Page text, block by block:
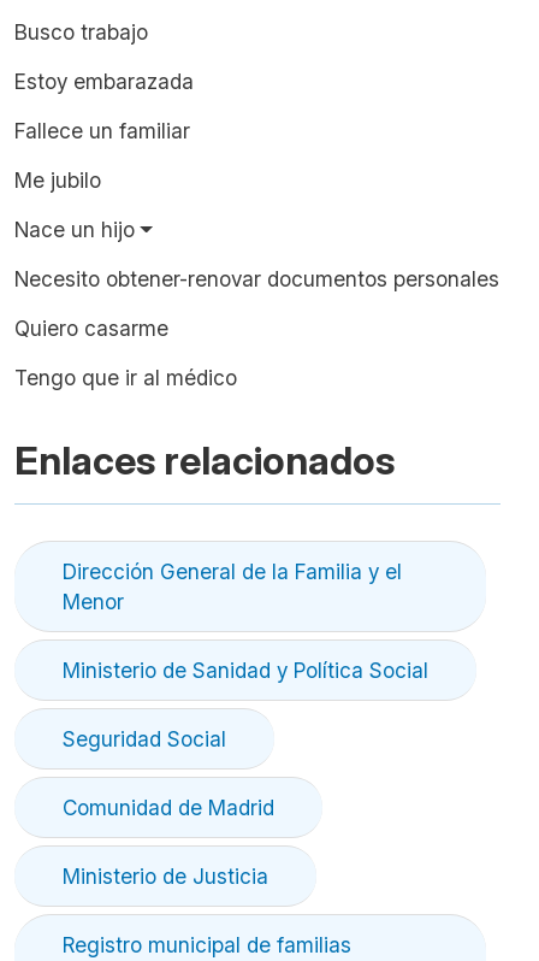
Busco trabajo
Estoy embarazada
Fallece un familiar
Me jubilo
Nace un hijo
Necesito obtener-renovar documentos personales
Quiero casarme
Tengo que ir al médico
Enlaces relacionados
Dirección General de la Familia y el
Menor
Ministerio de Sanidad y Política Social
Seguridad Social
Comunidad de Madrid
Ministerio de Justicia
Registro municipal de familias